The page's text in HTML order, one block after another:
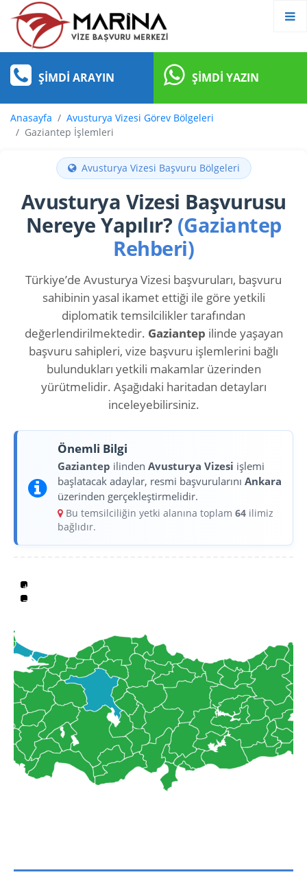
ŞIMDI ARAYIN ŞIMDI YAZIN
Anasayfa
Avusturya Vizesi Görev Bölgeleri
Gaziantep İşlemleri
Avusturya Vizesi Başvuru Bölgeleri
Avusturya Vizesi Başvurusu
Nereye Yapılır? (Gaziantep
Rehberi)
Türkiye’de Avusturya Vizesi başvuruları, başvuru
sahibinin yasal ikamet ettiği ile göre yetkili
diplomatik temsilcilikler tarafından
değerlendirilmektedir. Gaziantep ilinde yaşayan
başvuru sahipleri, vize başvuru işlemlerini bağlı
bulundukları yetkili makamlar üzerinden
yürütmelidir. Aşağıdaki haritadan detayları
inceleyebilirsiniz.
Önemli Bilgi
Gaziantep ilinden Avusturya Vizesi işlemi
başlatacak adaylar, resmi başvurularını Ankara
üzerinden gerçekleştirmelidir.
Bu temsilciliğin yetki alanına toplam 64 ilimiz
bağlıdır.
+
−